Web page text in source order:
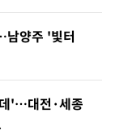
남양주 '빛터
'…대전·세종